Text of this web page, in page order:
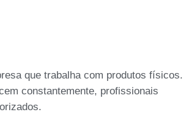
que trabalha com produtos físicos.
constantemente, profissionais